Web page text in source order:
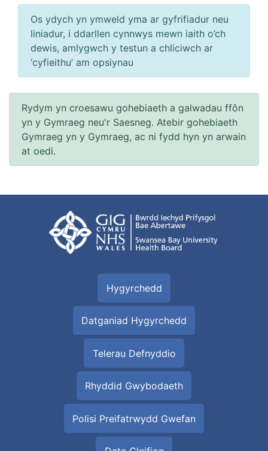
Os ydych yn ymweld yma ar gyfrifiadur neu
liniadur, i ddarllen cynnwys mewn iaith o’ch
dewis, amlygwch y testun a chliciwch ar
‘cyfieithu’ am opsiynau
Rydym yn croesawu gohebiaeth a galwadau ffôn
yn y Gymraeg neu'r Saesneg. Atebir gohebiaeth
Gymraeg yn y Gymraeg, ac ni fydd hyn yn arwain
at oedi.
Hygyrchedd
Datganiad Hygyrchedd
Telerau Defnyddio
Rhyddid Gwybodaeth
Polisi Preifatrwydd Gwefan